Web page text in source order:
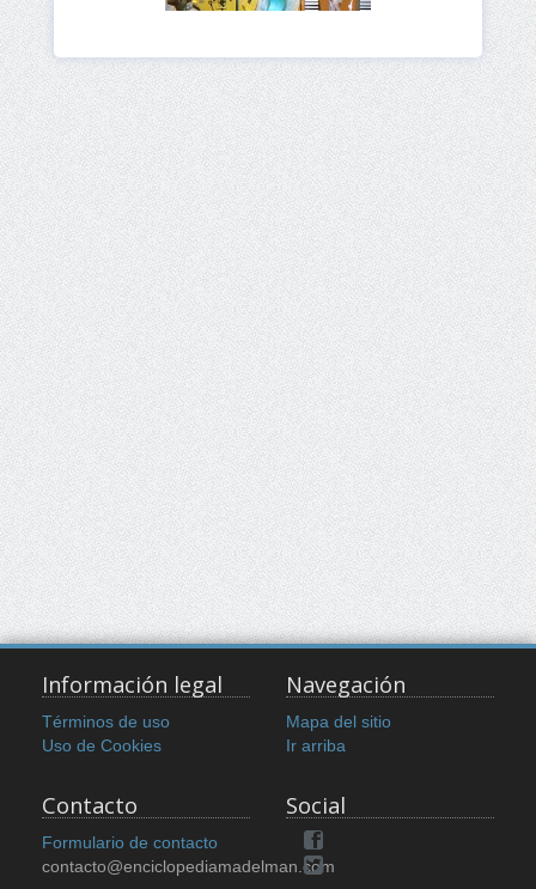
Ver
Información legal
Términos de uso
Uso de Cookies
Navegación
Mapa del sitio
Ir arriba
Contacto
Formulario de contacto
contacto@enciclopediamadelman.com
Social